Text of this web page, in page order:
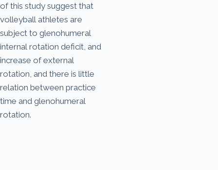
of this study suggest that
volleyball athletes are
subject to glenohumeral
internal rotation deficit, and
increase of external
rotation, and there is little
relation between practice
time and glenohumeral
rotation.